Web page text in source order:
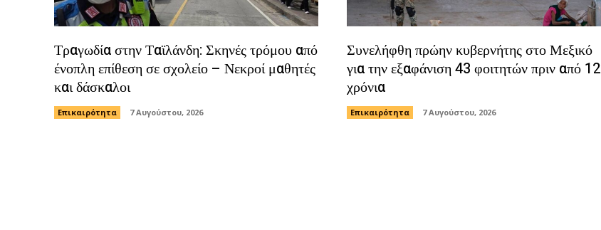
Τραγωδία στην Ταϊλάνδη: Σκηνές τρόμου από
ένοπλη επίθεση σε σχολείο – Νεκροί μαθητές
και δάσκαλοι
Επικαιρότητα 7 Αυγούστου, 2026
Συνελήφθη πρώην κυβερνήτης στο Μεξικό
για την εξαφάνιση 43 φοιτητών πριν από 12
χρόνια
Επικαιρότητα 7 Αυγούστου, 2026